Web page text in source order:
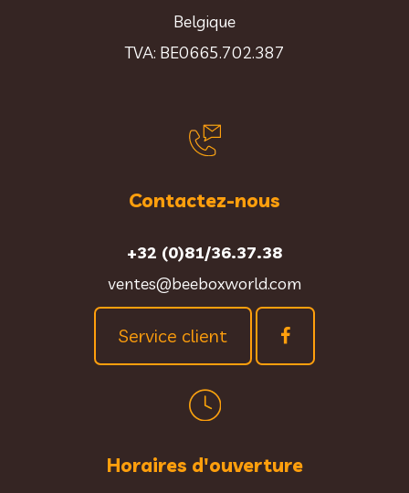
Belgique
TVA: BE0665.702.387
Contactez-nous
+32 (0)81/36.37.38
ventes@beeboxworld.com
Service client
Horaires d'ouverture